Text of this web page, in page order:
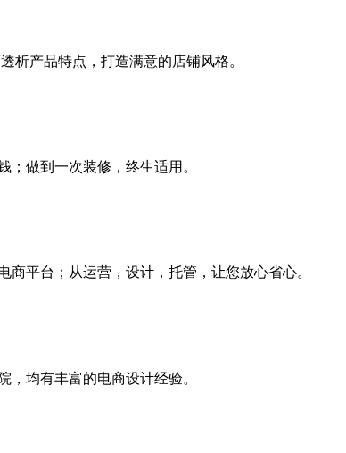
析产品特点，打造满意的店铺风格。
；做到一次装修，终生适用。
平台；从运营，设计，托管，让您放心省心。
，均有丰富的电商设计经验。